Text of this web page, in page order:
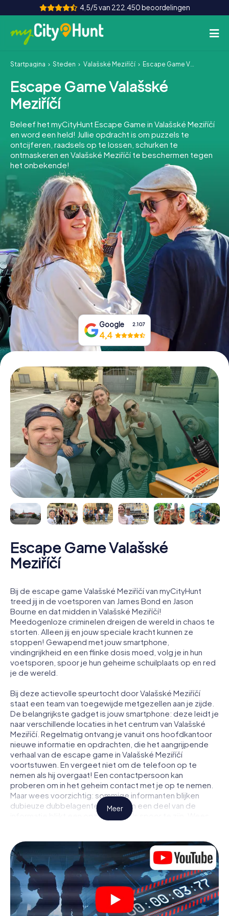
4,5/5 van 222.450 beoordelingen
Hoe het werkt
Steden
Teamevenement
Tickets
INT AT CH
DE
ES
FR UK
IE
IT
NL
Boek tickets
Koop cadeaubonnen
Startpagina Steden Valašské Meziříčí Escape Game Valašské Meziříčí
Escape Game Valašské
Meziříčí
Beleef het myCityHunt Escape Game in Valašské Meziříčí
en word een held! Jullie opdracht is om puzzels te
ontcijferen, raadsels op te lossen, schurken te
ontmaskeren en Valašské Meziříčí te beschermen tegen
het onbekende!
Google 2.107
4,4
Escape Game Valašské
Meziříčí
Bij de escape game Valašské Meziříčí van myCityHunt
treed jij in de voetsporen van James Bond en Jason
Bourne en dat midden in Valašské Meziříčí!
Meedogenloze criminelen dreigen de wereld in chaos te
storten. Alleen jij en jouw speciale kracht kunnen ze
stoppen! Gewapend met jouw smartphone,
vindingrijkheid en een flinke dosis moed, volg je in hun
voetsporen, spoor je hun geheime schuilplaats op en red
je de wereld.
Bij deze actievolle speurtocht door Valašské Meziříčí
staat een team van toegewijde metgezellen aan je zijde.
De belangrijkste gadget is jouw smartphone: deze leidt je
naar verschillende locaties in het centrum van Valašské
Meziříčí. Regelmatig ontvang je vanuit ons hoofdkantoor
nieuwe informatie en opdrachten, die het aangrijpende
verhaal van de escape game in Valašské Meziříčí
voortstuwen. En vergeet niet om de telefoon op te
nemen als hij overgaat! Een contactpersoon kan
proberen om in het geheim contact met je op te nemen.
Maar wees voorzichtig: sommige informanten blijken
dubieuze dubbelagenten te zijn en een deel van de
informatie blijkt een opzettelijk vals spoor te zijn. Wees
Anders dan in een klassieke escaperoom in Valašské
Meziříčí zit je niet opgesloten in een kamer waaruit je
jezelf binnen een bepaald tijdvenster moet bevrijden.
Met deze speurtocht met een smartphone wordt heel
Valašské Meziříčí jouw speelveld! De technische
voorwaarden voor jouw avontuur in Valašské Meziříčí zijn
Meer